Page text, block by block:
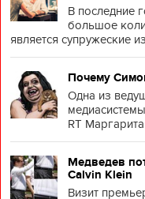
В последние
большое
является супружеские
Почему
Одна из
RT
Медведев
Calvin Klein
Визит